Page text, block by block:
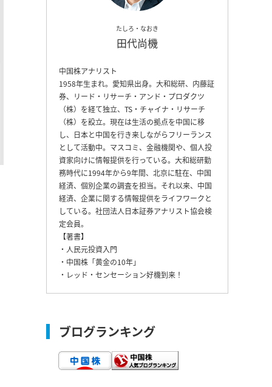
たしろ・なおき
田代尚機
中国株アナリスト
1958年生まれ。愛知県出身。大和総研、内藤証
券、リード・リサーチ・アンド・プロダクツ
（株）を経て独立、TS・チャイナ・リサーチ
（株）を設立。現在は生活の拠点を中国に移
し、日本と中国を行き来しながらフリーランス
として活動中。マスコミ、金融機関や、個人投
資家向けに情報提供を行っている。大和総研勤
務時代に1994年から9年間、北京に駐在、中国
経済、個別企業の調査を担当。それ以来、中国
経済、企業に関する情報提供をライフワークと
している。社団法人日本証券アナリスト協会検
定会員。
【著書】
・人民元投資入門
・中国株「黄金の10年」
・レッド・センセーション好機到来！
ブログランキング